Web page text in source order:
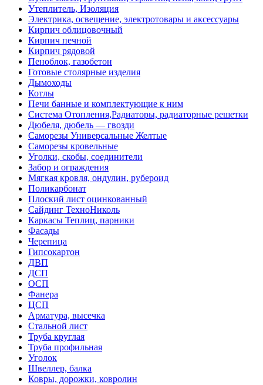
Утеплитель, Изоляция
Электрика, освещение, электротовары и аксессуары
Кирпич облицовочный
Кирпич печной
Кирпич рядовой
Пеноблок, газобетон
Готовые столярные изделия
Дымоходы
Котлы
Печи банные и комплектующие к ним
Система Отопления,Радиаторы, радиаторные решетки
Дюбеля, дюбель — гвозди
Саморезы Универсальные Желтые
Саморезы кровельные
Уголки, скобы, соединители
Забор и ограждения
Мягкая кровля, ондулин, рубероид
Поликарбонат
Плоский лист оцинкованный
Сайдинг ТехноНиколь
Каркасы Теплиц, парники
Фасады
Черепица
Гипсокартон
ДВП
ДСП
ОСП
Фанера
ЦСП
Арматура, высечка
Стальной лист
Труба круглая
Труба профильная
Уголок
Швеллер, балка
Ковры, дорожки, ковролин